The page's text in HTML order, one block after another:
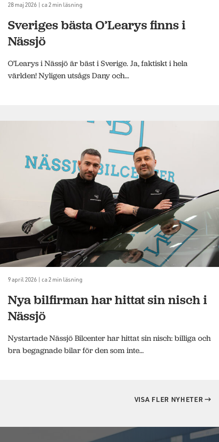
28 maj 2026 | ca 2 min läsning
Sveriges bästa O’Learys finns i
Nässjö
O’Learys i Nässjö är bäst i Sverige. Ja, faktiskt i hela
världen! Nyligen utsågs Dany och...
9 april 2026 | ca 2 min läsning
Nya bilfirman har hittat sin nisch i
Nässjö
Nystartade Nässjö Bilcenter har hittat sin nisch: billiga och
bra begagnade bilar för den som inte...
VISA FLER NYHETER